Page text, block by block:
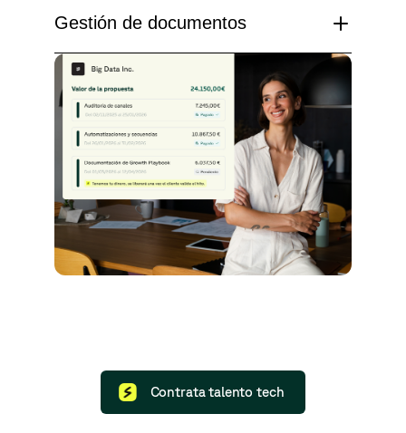
Gestión de documentos
Contrata talento tech